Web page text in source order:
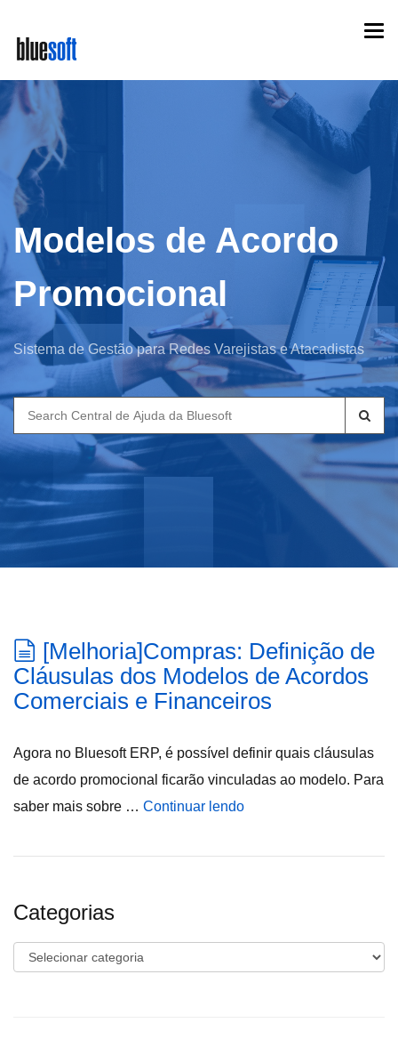
main
content
Modelos de Acordo
Promocional
Sistema de Gestão para Redes Varejistas e Atacadistas
Search
for:
[Melhoria]Compras: Definição de
Cláusulas dos Modelos de Acordos
Comerciais e Financeiros
Agora no Bluesoft ERP, é possível definir quais cláusulas
de acordo promocional ficarão vinculadas ao modelo. Para
saber mais sobre … Continuar lendo
Categorias
Categorias